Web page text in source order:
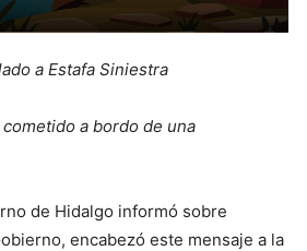
a Estafa Siniestra
a bordo de una
de Hidalgo informó sobre
encabezó este mensaje a la